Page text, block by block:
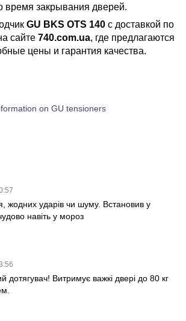
время закрывания дверей.
GU BKS OTS 140 с доставкой по
сайте 740.com.ua, где предлагаются
цены и гарантия качества.
on GU tensioners
жодних ударів чи шуму. Встановив у
навіть у мороз
дотягувач! Витримує важкі двері до 80 кг